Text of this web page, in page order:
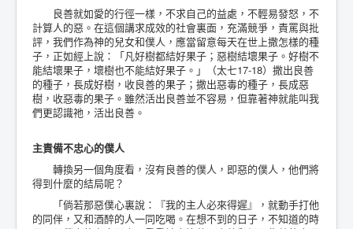
良善就如愛的行徑一樣，不求自己的益處，不輕易發怒，不
計算人的惡。在這個講求成效的社會裏面，充滿競爭，責罵與批
評，我們作為神的兒女和僕人，應當留意每天在世上撒怎樣的種
子，正如經上說：「凡好樹都結好果子；惡樹結壞果子。好樹不
能結壞果子，壞樹也不能結好果子。」（太七17-18）撒出良善
的種子，長成好樹，收良善的果子；撒出惡毒的種子，長成惡
樹，收惡毒的果子。雖然活出良善並不容易，但靠著神就能叫我
們更認識祂，活出良善。
主責備不忠心的僕人
轉換另一個角度看，沒有良善的僕人，即惡的僕人，他們將
得到什麼的結局呢？
「倘若那惡僕心裏說：『我的主人必來得遲』，就動手打他
的同伴，又和酒醉的人一同吃喝。在想不到的日子，不知道的時